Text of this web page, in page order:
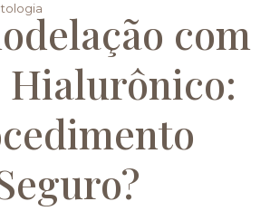
com
Hialurônico: